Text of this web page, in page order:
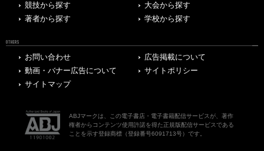
競技から探す
大会から探す
著者から探す
学校から探す
OTHERS
お問い合わせ
広告掲載について
動画・バナー広告について
サイトポリシー
サイトマップ
ABJマークは、この電子書店・電子書籍配信サービスが、著作
権者からコンテンツ使用許諾を得た正規版配信サービスである
ことを示す登録商標（登録番号6091713号）です。